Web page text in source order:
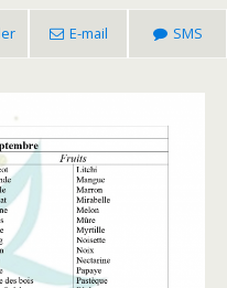
E-mail SMS